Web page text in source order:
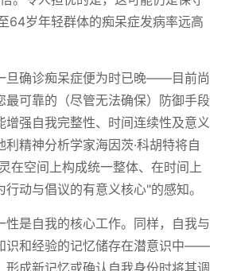
64岁年轻群体的痴呆症发病率远高
旦确诊痴呆症便为时已晚——目前尚
最可靠的（尽管无法确保）防御手段
增强自我完整性、时间连续性及意义
精神分析学家海因茨·科胡特将自
在空间上构成统一整体、在时间上
动与倡议的有意义核心"的感知。
性是自我的核心工作。同样，自我与
识和经验的记忆储存在潜意识中——
形成新记忆或确认自我身份时将其调